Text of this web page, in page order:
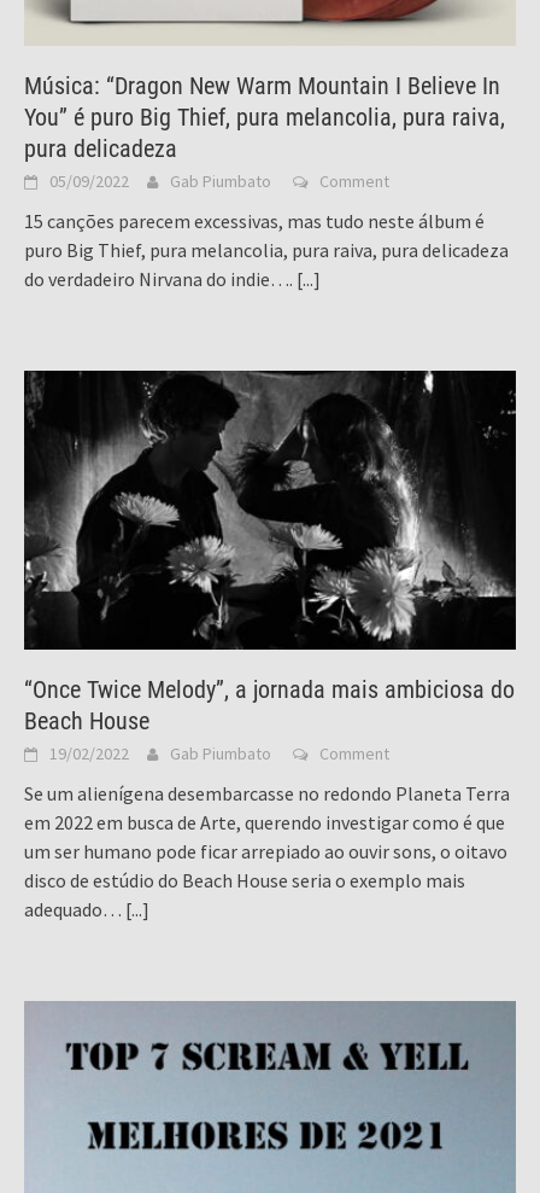
Música: “Dragon New Warm Mountain I Believe In
You” é puro Big Thief, pura melancolia, pura raiva,
pura delicadeza
05/09/2022 Gab Piumbato Comment
15 canções parecem excessivas, mas tudo neste álbum é
puro Big Thief, pura melancolia, pura raiva, pura delicadeza
do verdadeiro Nirvana do indie…. [...]
“Once Twice Melody”, a jornada mais ambiciosa do
Beach House
19/02/2022 Gab Piumbato Comment
Se um alienígena desembarcasse no redondo Planeta Terra
em 2022 em busca de Arte, querendo investigar como é que
um ser humano pode ficar arrepiado ao ouvir sons, o oitavo
disco de estúdio do Beach House seria o exemplo mais
adequado… [...]